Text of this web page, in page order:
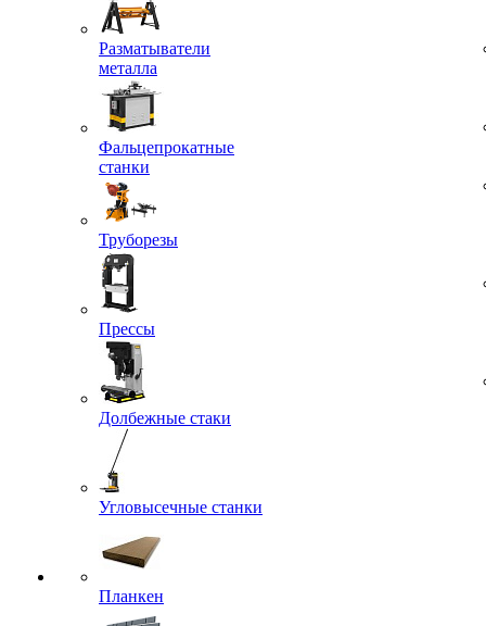
Разматыватели
металла
Фальцепрокатные
станки
Труборезы
Прессы
Долбежные стаки
Угловысечные станки
Планкен